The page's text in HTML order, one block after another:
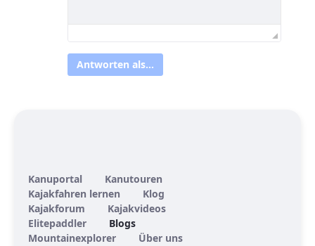
Antworten als...
Kanuportal
Kanutouren
Kajakfahren lernen
Klog
Kajakforum
Kajakvideos
Elitepaddler
Blogs
Mountainexplorer
Über uns